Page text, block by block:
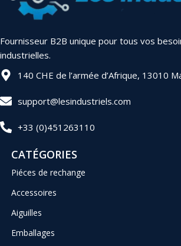
Fournisseur B2B unique pour tous vos
industrielles.
140 CHE de l’armée d’Afrique, 13010
support@lesindustriels.com
+33 (0)451263110
CATÉGORIES
Piéces de rechange
Accessoires
Aiguilles
Emballages